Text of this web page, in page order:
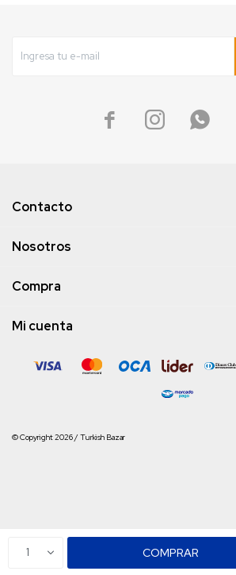
1 COMPRAR
  
Contacto
Nosotros
Compra
Mi cuenta
© Copyright 2026 / Turkish Bazar